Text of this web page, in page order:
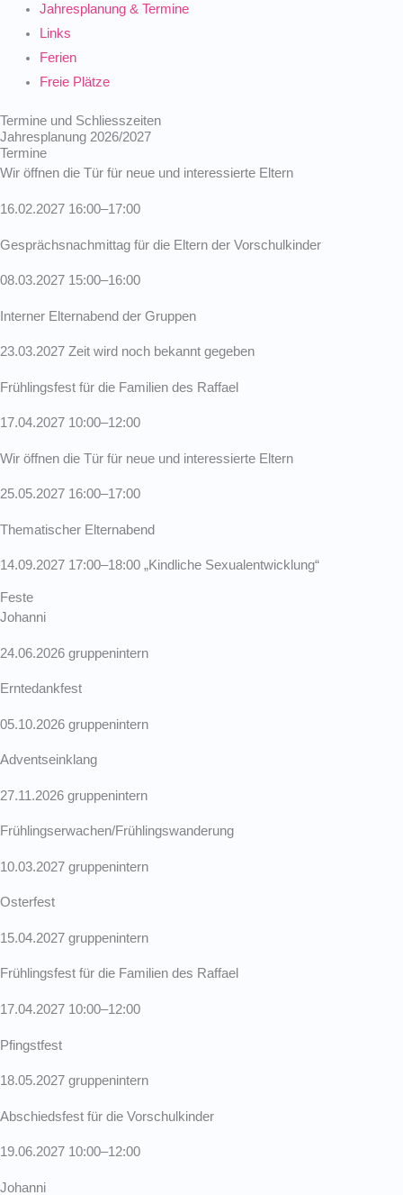
Jahres­planung & Termine
Links
Ferien
Freie Plätze
Termine und Schliesszeiten
Jahresplanung 2026/2027
Termine
Wir öffnen die Tür für neue und inter­es­sierte Eltern
16.02.2027 16:00–17:00
Gesprächs­nach­mittag für die Eltern der Vorschul­kinder
08.03.2027 15:00–16:00
Interner Eltern­abend der Gruppen
23.03.2027 Zeit wird noch bekannt gegeben
Frühlingsfest für die Familien des Raffael
17.04.2027 10:00–12:00
Wir öffnen die Tür für neue und inter­es­sierte Eltern
25.05.2027 16:00–17:00
Thema­ti­scher Eltern­abend
14.09.2027 17:00–18:00 „Kindliche Sexual­ent­wicklung“
Feste
Johanni
24.06.2026 gruppen­intern
Ernte­dankfest
05.10.2026 gruppen­intern
Advents­ein­klang
27.11.2026 gruppen­intern
Frühlingserwachen/Frühlingswanderung
10.03.2027 gruppen­intern
Osterfest
15.04.2027 gruppen­intern
Frühlingsfest für die Familien des Raffael
17.04.2027 10:00–12:00
Pfingstfest
18.05.2027 gruppen­intern
Abschiedsfest für die Vorschul­kinder
19.06.2027 10:00–12:00
Johanni